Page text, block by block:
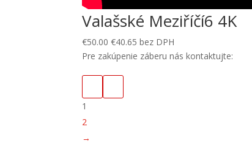
Valašské Meziříčí6 4K
€50.00 €40.65 bez DPH
Pre zakúpenie záberu nás kontaktujte:
1
2
→